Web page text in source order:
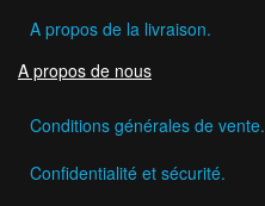
A propos de la livraison.
A propos de nous
Conditions générales de vente.
Confidentialité et sécurité.